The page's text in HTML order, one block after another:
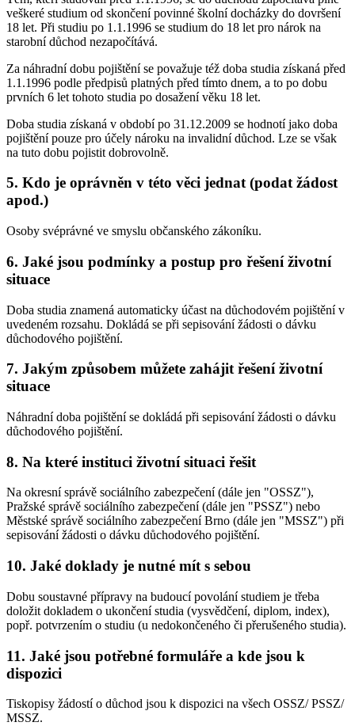
veškeré studium od skončení povinné školní docházky do dovršení
18 let. Při studiu po 1.1.1996 se studium do 18 let pro nárok na
starobní důchod nezapočítává.
Za náhradní dobu pojištění se považuje též doba studia získaná před
1.1.1996 podle předpisů platných před tímto dnem, a to po dobu
prvních 6 let tohoto studia po dosažení věku 18 let.
Doba studia získaná v období po 31.12.2009 se hodnotí jako doba
pojištění pouze pro účely nároku na invalidní důchod. Lze se však
na tuto dobu pojistit dobrovolně.
5. Kdo je oprávněn v této věci jednat (podat žádost
apod.)
Osoby svéprávné ve smyslu občanského zákoníku.
6. Jaké jsou podmínky a postup pro řešení životní
situace
Doba studia znamená automaticky účast na důchodovém pojištění v
uvedeném rozsahu. Dokládá se při sepisování žádosti o dávku
důchodového pojištění.
7. Jakým způsobem můžete zahájit řešení životní
situace
Náhradní doba pojištění se dokládá při sepisování žádosti o dávku
důchodového pojištění.
8. Na které instituci životní situaci řešit
Na okresní správě sociálního zabezpečení (dále jen "OSSZ"),
Pražské správě sociálního zabezpečení (dále jen "PSSZ") nebo
Městské správě sociálního zabezpečení Brno (dále jen "MSSZ") při
sepisování žádosti o dávku důchodového pojištění.
10. Jaké doklady je nutné mít s sebou
Dobu soustavné přípravy na budoucí povolání studiem je třeba
doložit dokladem o ukončení studia (vysvědčení, diplom, index),
popř. potvrzením o studiu (u nedokončeného či přerušeného studia).
11. Jaké jsou potřebné formuláře a kde jsou k
dispozici
Tiskopisy žádostí o důchod jsou k dispozici na všech OSSZ/ PSSZ/
MSSZ.